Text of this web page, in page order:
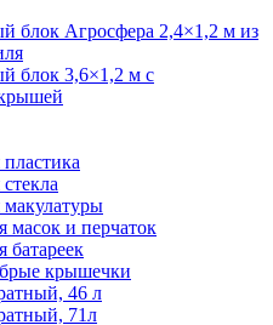
блок Агросфера 2,4×1,2 м из
блок 3,6×1,2 м с
масок и перчаток
батареек
крышечки
46 л
71л